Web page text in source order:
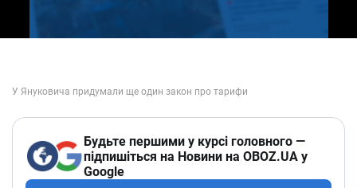
Будьте першими у курсі головного —
підпишіться на Новини на OBOZ.UA у
Google